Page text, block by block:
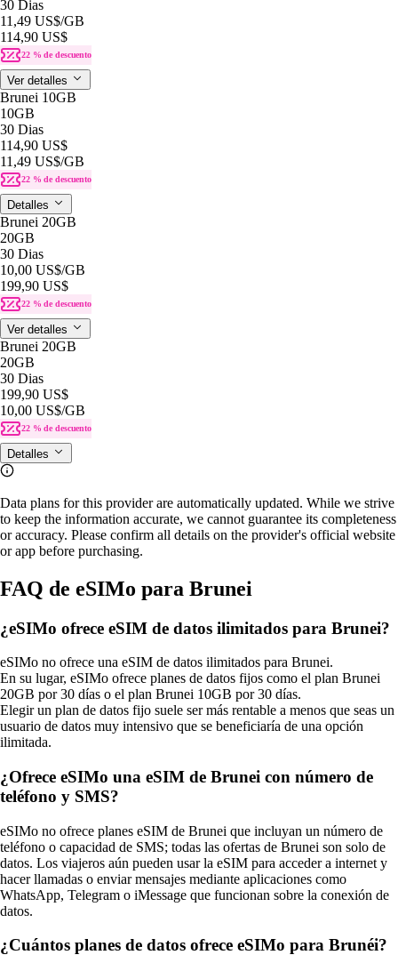
30 Dias
11,49 US$/GB
114,90 US$
22 % de descuento
Ver detalles
Brunei 10GB
10GB
30 Dias
114,90 US$
11,49 US$/GB
22 % de descuento
Detalles
Brunei 20GB
20GB
30 Dias
10,00 US$/GB
199,90 US$
22 % de descuento
Ver detalles
Brunei 20GB
20GB
30 Dias
199,90 US$
10,00 US$/GB
22 % de descuento
Detalles
Data plans for this provider are automatically updated. While we strive
to keep the information accurate, we cannot guarantee its completeness
or accuracy. Please confirm all details on the provider's official website
or app before purchasing.
FAQ de eSIMo para Brunei
¿eSIMo ofrece eSIM de datos ilimitados para Brunei?
eSIMo no ofrece una eSIM de datos ilimitados para Brunei.
En su lugar, eSIMo ofrece planes de datos fijos como el plan Brunei
20GB por 30 días o el plan Brunei 10GB por 30 días.
Elegir un plan de datos fijo suele ser más rentable a menos que seas un
usuario de datos muy intensivo que se beneficiaría de una opción
ilimitada.
¿Ofrece eSIMo una eSIM de Brunei con número de
teléfono y SMS?
eSIMo no ofrece planes eSIM de Brunei que incluyan un número de
teléfono o capacidad de SMS; todas las ofertas de Brunei son solo de
datos. Los viajeros aún pueden usar la eSIM para acceder a internet y
hacer llamadas o enviar mensajes mediante aplicaciones como
WhatsApp, Telegram o iMessage que funcionan sobre la conexión de
datos.
¿Cuántos planes de datos ofrece eSIMo para Brunéi?